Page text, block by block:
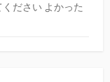
ださい よかった